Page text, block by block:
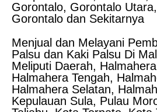
Gorontalo, Gorontalo
Gorontalo dan Sekitarnya
Menjual dan Melayani
Palsu dan Kaki Palsu Di
Meliputi Daerah,
Halmahera Tengah,
Halmahera Selatan,
Kepulauan Sula, Pulau